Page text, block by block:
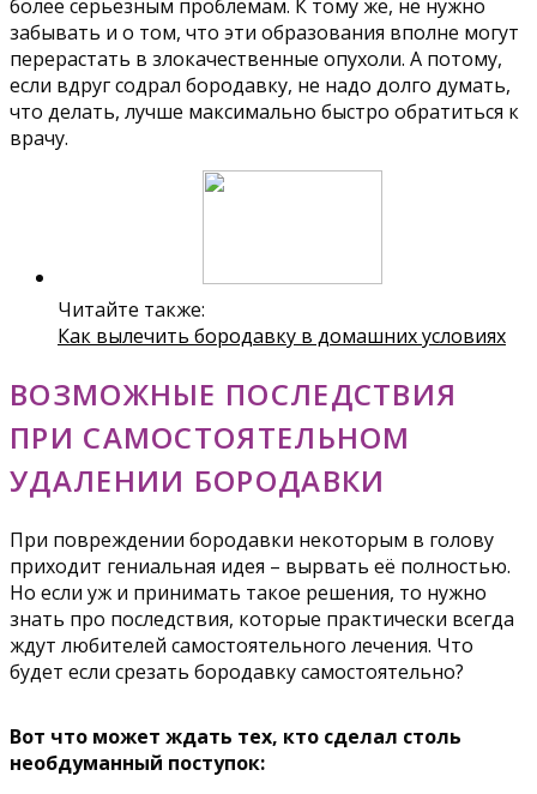
более серьезным проблемам. К тому же, не нужно
забывать и о том, что эти образования вполне могут
перерастать в злокачественные опухоли. А потому,
если вдруг содрал бородавку, не надо долго думать,
что делать, лучше максимально быстро обратиться к
врачу.
Читайте также:
Как вылечить бородавку в домашних условиях
ВОЗМОЖНЫЕ ПОСЛЕДСТВИЯ
ПРИ САМОСТОЯТЕЛЬНОМ
УДАЛЕНИИ БОРОДАВКИ
При повреждении бородавки некоторым в голову
приходит гениальная идея – вырвать её полностью.
Но если уж и принимать такое решения, то нужно
знать про последствия, которые практически всегда
ждут любителей самостоятельного лечения. Что
будет если срезать бородавку самостоятельно?
Вот что может ждать тех, кто сделал столь
необдуманный поступок: